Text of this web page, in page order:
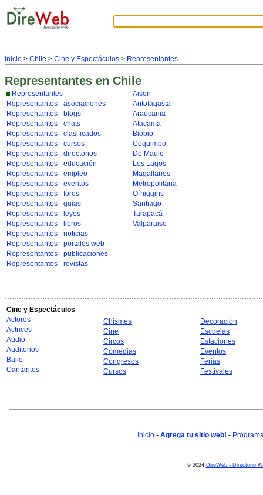
Inicio > Chile > Cine y Espectáculos > Representantes
Representantes en Chile
Representantes
Representantes - asociaciones
Representantes - blogs
Representantes - chats
Representantes - clasificados
Representantes - cursos
Representantes - directorios
Representantes - educación
Representantes - empleo
Representantes - eventos
Representantes - foros
Representantes - guías
Representantes - leyes
Representantes - libros
Representantes - noticias
Representantes - portales web
Representantes - publicaciones
Representantes - revistas
Aisen
Antofagasta
Araucania
Atacama
Biobio
Coquimbo
De Maule
Los Lagos
Magallanes
Metropolitana
O´higgins
Santiago
Tarapacá
Valparaiso
Cine y Espectáculos
Actores
Actrices
Audio
Auditorios
Baile
Cantantes
Chismes
Cine
Circos
Comedias
Congresos
Cursos
Decoración
Escuelas
Estaciones
Eventos
Ferias
Festivales
Inicio - Agrega tu sitio web! -
© 2024 DireWeb - Directorio